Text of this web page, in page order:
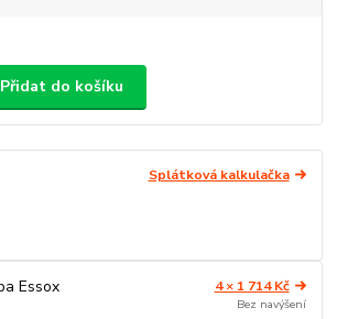
Přidat do košíku
Splátková kalkulačka
4 × 1 714 Kč
Bez navýšení